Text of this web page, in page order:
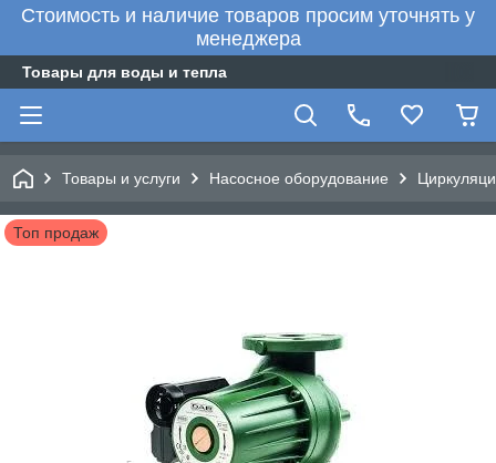
Стоимость и наличие товаров просим уточнять у
менеджера
Товары для воды и тепла
Товары и услуги Насосное оборудование
Топ продаж